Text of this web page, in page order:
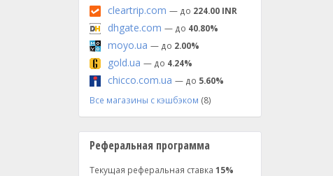
cleartrip.com — до 224.00 INR
dhgate.com — до 40.80%
moyo.ua — до 2.00%
gold.ua — до 4.24%
chicco.com.ua — до 5.60%
Все магазины с кэшбэком (8)
Реферальная программа
Текущая реферальная ставка 15%